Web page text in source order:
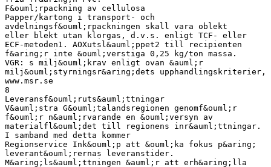
F&ouml;rpackning av cellulosa
Papper/kartong i transport- och
avdelningsf&ouml;rpackningen skall vara oblekt
eller blekt utan klorgas, d.v.s. enligt TCF- eller
ECF-metoden1. AOXutsl&auml;ppet2 till recipienten
f&aring;r inte &ouml;verstiga 0,25 kg/ton massa.
VGR: s milj&ouml;krav enligt ovan &auml;r
milj&ouml;styrningsr&aring;dets upphandlingskriterier,
www.msr.se
8
Leveransf&ouml;ruts&auml;ttningar
V&auml;stra G&ouml;talandsregionen genomf&ouml;r
f&ouml;r n&auml;rvarande en &ouml;versyn av
materialfl&ouml;det till regionens inr&auml;ttningar.
I samband med detta kommer
Regionservice Ink&ouml;p att &ouml;ka fokus p&aring;
leverant&ouml;rernas leveranstider.
M&aring;ls&auml;ttningen &auml;r att erh&aring;lla